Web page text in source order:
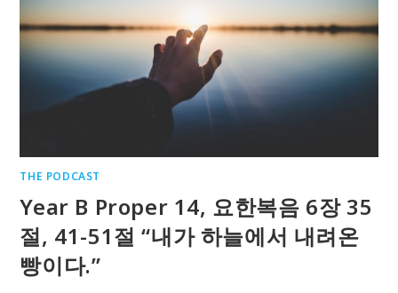
THE PODCAST
Year B Proper 14, 요한복음 6장 35
절, 41-51절 “내가 하늘에서 내려온
빵이다.”